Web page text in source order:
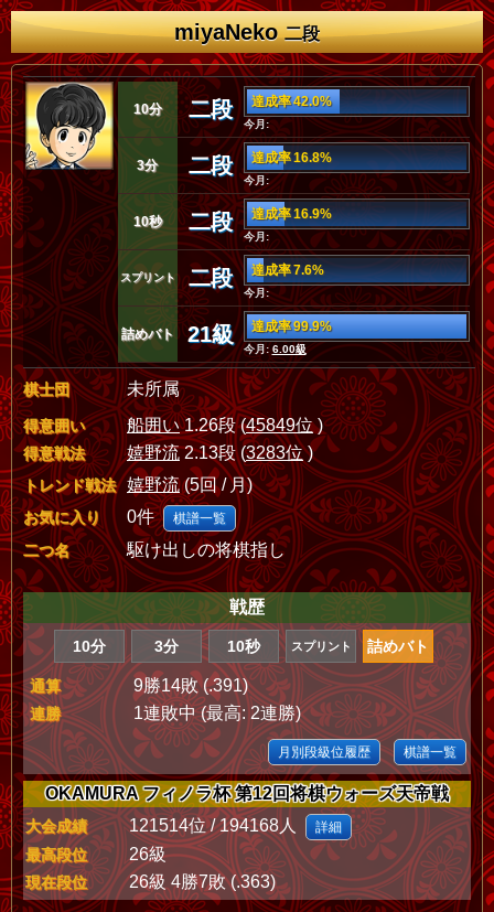
miyaNeko二段
10分 二段 達成率 42.0%
今月:
3分 二段 達成率 16.8%
今月:
10秒 二段 達成率 16.9%
今月:
スプリント 二段 達成率 7.6%
今月:
詰めバト 21級 達成率 99.9%
今月:6.00級
棋士団 未所属
得意囲い 船囲い1.26段 (45849位)
得意戦法 嬉野流2.13段 (3283位)
トレンド戦法 嬉野流(5回 / 月)
お気に入り 0件 棋譜一覧
二つ名 駆け出しの将棋指し
戦歴
10分 3分 10秒 スプリント 詰めバト
通算 9勝14敗 (.391)
連勝 1連敗中 (最高: 2連勝)
月別段級位履歴 棋譜一覧
OKAMURA フィノラ杯 第12回将棋ウォーズ天帝戦
大会成績 121514位 / 194168人 詳細
最高段位 26級
現在段位 26級 4勝7敗 (.363)